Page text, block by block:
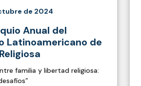
de 2024
Anual del
Latinoamericano de
familia y libertad religiosa: